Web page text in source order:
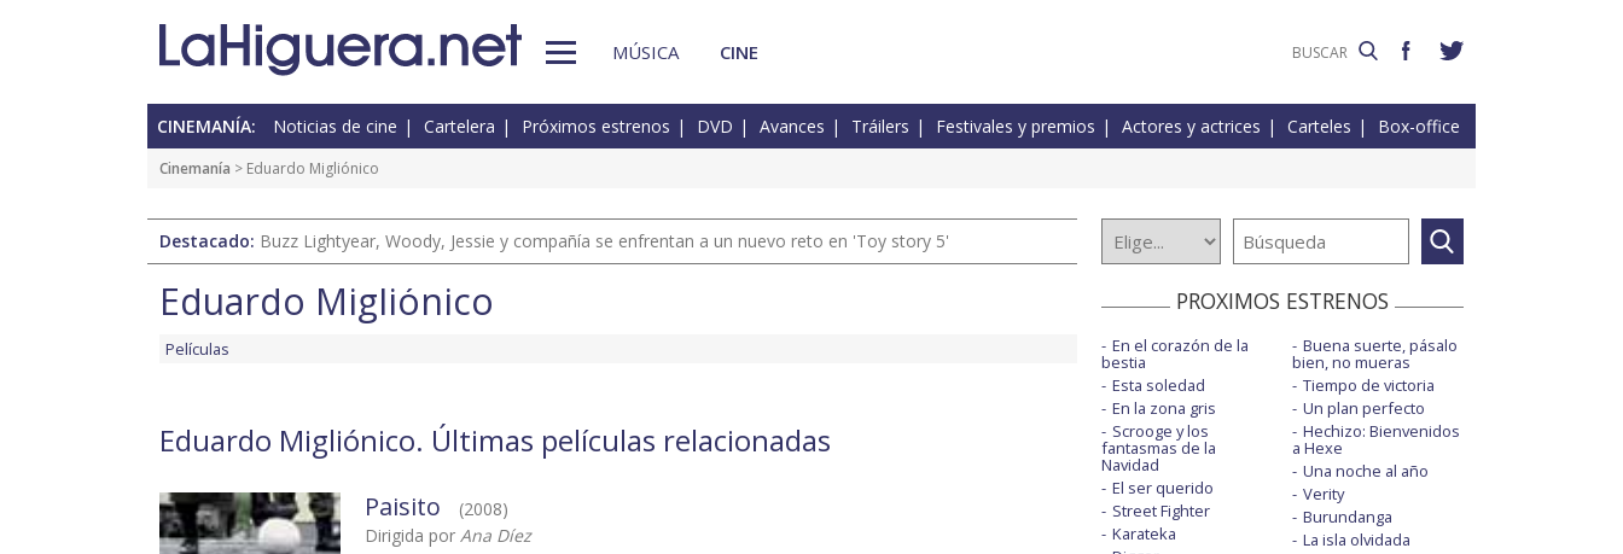
MÚSICA CINE
CINEMANÍA: Noticias de cine Cartelera Próximos estrenos DVD Avances Tráilers Festivales y premios Actores y actrices Carteles Box-office
Cinemanía > Eduardo Migliónico
Destacado: Buzz Lightyear, Woody, Jessie y compañía se enfrentan a un nuevo reto en 'Toy story 5'
Eduardo Migliónico
Películas
Eduardo Migliónico. Últimas películas relacionadas
Paisito
(2008)
Dirigida por Ana Díez
PROXIMOS ESTRENOS
En el corazón de la
bestia
Esta soledad
En la zona gris
Scrooge y los
fantasmas de la
Navidad
El ser querido
Street Fighter
Karateka
Buena suerte, pásalo
bien, no mueras
Tiempo de victoria
Un plan perfecto
Hechizo: Bienvenidos
a Hexe
Una noche al año
Verity
Burundanga
La isla olvidada